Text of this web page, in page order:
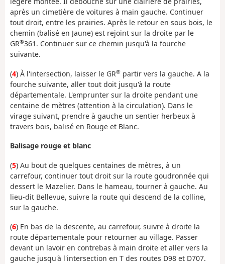
après un cimetière de voitures à main gauche. Continuer
tout droit, entre les prairies. Après le retour en sous bois, le
chemin (balisé en Jaune) est rejoint sur la droite par le
GR®361. Continuer sur ce chemin jusqu'à la fourche
suivante.
(4) À l'intersection, laisser le GR® partir vers la gauche. A la
fourche suivante, aller tout doit jusqu'à la route
départementale. L'emprunter sur la droite pendant une
centaine de mètres (attention à la circulation). Dans le
virage suivant, prendre à gauche un sentier herbeux à
travers bois, balisé en Rouge et Blanc.
Balisage rouge et blanc
(5) Au bout de quelques centaines de mètres, à un
carrefour, continuer tout droit sur la route goudronnée qui
dessert le Mazelier. Dans le hameau, tourner à gauche. Au
lieu-dit Bellevue, suivre la route qui descend de la colline,
sur la gauche.
(6) En bas de la descente, au carrefour, suivre à droite la
route départementale pour retourner au village. Passer
devant un lavoir en contrebas à main droite et aller vers la
gauche jusqu'à l'intersection en T des routes D98 et D707.